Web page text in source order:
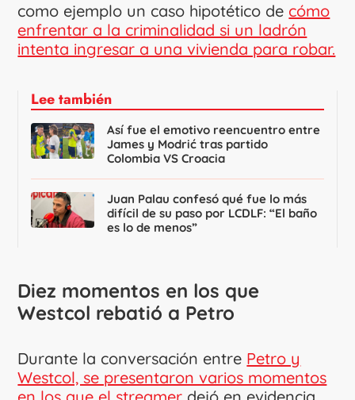
como ejemplo un caso hipotético de cómo
enfrentar a la criminalidad si un ladrón
intenta ingresar a una vivienda para robar.
Lee también
Así fue el emotivo reencuentro entre
James y Modrić tras partido
Colombia VS Croacia
Juan Palau confesó qué fue lo más
difícil de su paso por LCDLF: “El baño
es lo de menos”
Diez momentos en los que
Westcol rebatió a Petro
Durante la conversación entre Petro y
Westcol, se presentaron varios momentos